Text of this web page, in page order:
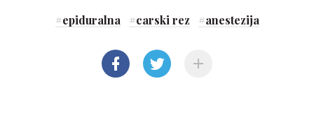
#epiduralna #carski rez #anestezija